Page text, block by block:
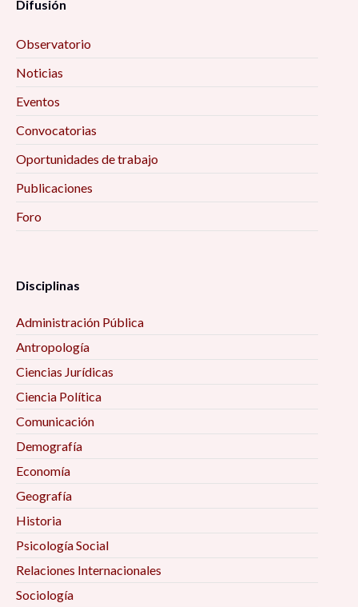
Difusión
Observatorio
Noticias
Eventos
Convocatorias
Oportunidades de trabajo
Publicaciones
Foro
Disciplinas
Administración Pública
Antropología
Ciencias Jurídicas
Ciencia Política
Comunicación
Demografía
Economía
Geografía
Historia
Psicología Social
Relaciones Internacionales
Sociología